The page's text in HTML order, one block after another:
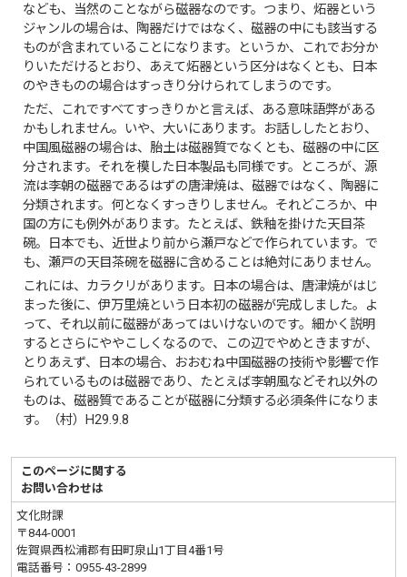
なども、当然のことながら磁器なのです。つまり、炻器という
ジャンルの場合は、陶器だけではなく、磁器の中にも該当する
ものが含まれていることになります。というか、これでお分か
りいただけるとおり、あえて炻器という区分はなくとも、日本
のやきものの場合はすっきり分けられてしまうのです。
ただ、これですべてすっきりかと言えば、ある意味語弊がある
かもしれません。いや、大いにあります。お話ししたとおり、
中国風磁器の場合は、胎土は磁器質でなくとも、磁器の中に区
分されます。それを模した日本製品も同様です。ところが、源
流は李朝の磁器であるはずの唐津焼は、磁器ではなく、陶器に
分類されます。何となくすっきりしません。それどころか、中
国の方にも例外があります。たとえば、鉄釉を掛けた天目茶
碗。日本でも、近世より前から瀬戸などで作られています。で
も、瀬戸の天目茶碗を磁器に含めることは絶対にありません。
これには、カラクリがあります。日本の場合は、唐津焼がはじ
まった後に、伊万里焼という日本初の磁器が完成しました。よ
って、それ以前に磁器があってはいけないのです。細かく説明
するとさらにややこしくなるので、この辺でやめときますが、
とりあえず、日本の場合、おおむね中国磁器の技術や影響で作
られているものは磁器であり、たとえば李朝風などそれ以外の
ものは、磁器質であることが磁器に分類する必須条件になりま
す。（村）H29.9.8
このページに関する
お問い合わせは
文化財課
〒844-0001
佐賀県西松浦郡有田町泉山1丁目4番1号
電話番号：0955-43-2899